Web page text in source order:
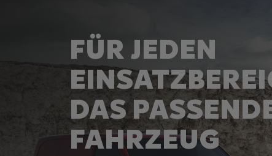
FÜR JEDEN
DAS
FAHRZEUG